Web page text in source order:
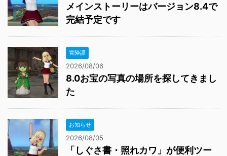
メインストーリーはバージョン8.4で
完結予定です
冒険譚
2026/08/06
8.0お宝の写真の場所を探してきまし
た
お知らせ
2026/08/05
「しぐさ書・照れカワ」が便利ツー